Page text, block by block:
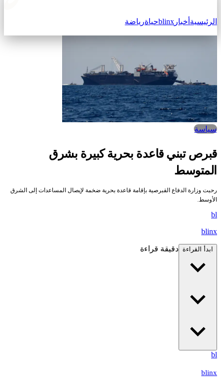
الرئيسية أخبار blinxحياةرياضة
سياسة
قبرص تبني قاعدة بحرية كبيرة بشرق
المتوسط
رحبت وزارة الدفاع القبرصية بإقامة قاعدة بحرية ضخمة لإيصال المساعدات إلى الشرق
الأوسط.
bl
blinx
ابدأ القراءة دقيقة قراءة
bl
blinx